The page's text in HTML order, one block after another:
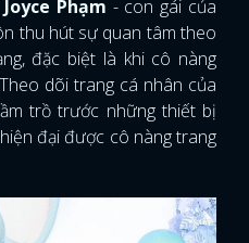
Joyce Phạm - con gái của
thu hút sự quan tâm theo
đặc biệt là khi cô nàng
dõi trang cá nhân của
trồ trước những thiết bị
đại được cô nàng trang